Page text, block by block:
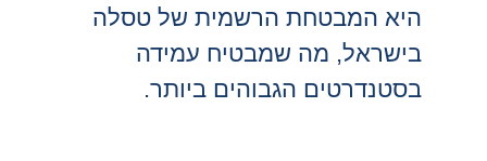
היא המבטחת הרשמית של טסלה
בישראל, מה שמבטיח עמידה
בסטנדרטים הגבוהים ביותר.